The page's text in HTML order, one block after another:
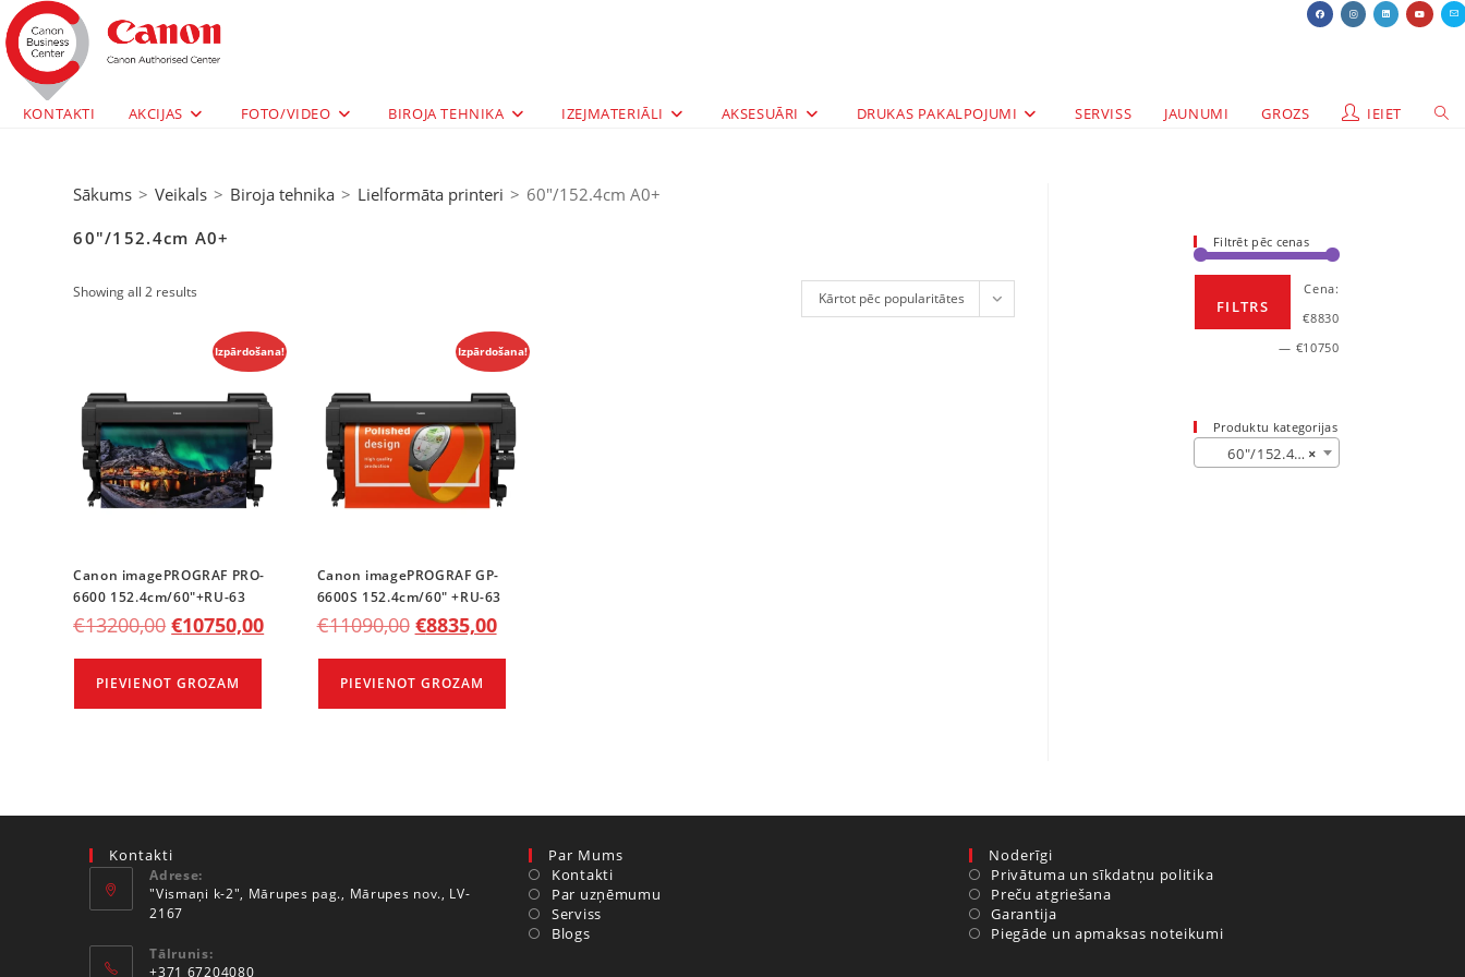
KONTAKTI AKCIJAS FOTO/VIDEO BIROJA TEHNIKA IZEJMATERIĀLI AKSESUĀRI DRUKAS PAKALPOJUMI SERVISS JAUNUMI GROZS IEIET
Sākums > Veikals > Biroja tehnika > Lielformāta printeri > 60"/152.4cm A0+
60"/152.4cm A0+
Showing all 2 results Kārtot pēc popularitātes
Izpārdošana!
Canon imagePROGRAF PRO-
6600 152.4cm/60″+RU-63
€13200,00 €10750,00
PIEVIENOT GROZAM
Izpārdošana!
Canon imagePROGRAF GP-
6600S 152.4cm/60″ +RU-63
€11090,00 €8835,00
PIEVIENOT GROZAM
Filtrēt pēc cenas
FILTRS
Cena:
€8830
— €10750
Produktu kategorijas
×
60″/152.4cm A0+ (2)
Kontakti
Adrese:
"Vismaņi k-2", Mārupes pag., Mārupes nov., LV-
2167
Tālrunis:
+371 67204080
Par Mums
Kontakti
Par uzņēmumu
Serviss
Blogs
Noderīgi
Privātuma un sīkdatņu politika
Preču atgriešana
Garantija
Piegāde un apmaksas noteikumi